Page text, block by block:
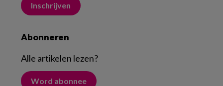
Inschrijven
Abonneren
Alle artikelen lezen?
Word abonnee